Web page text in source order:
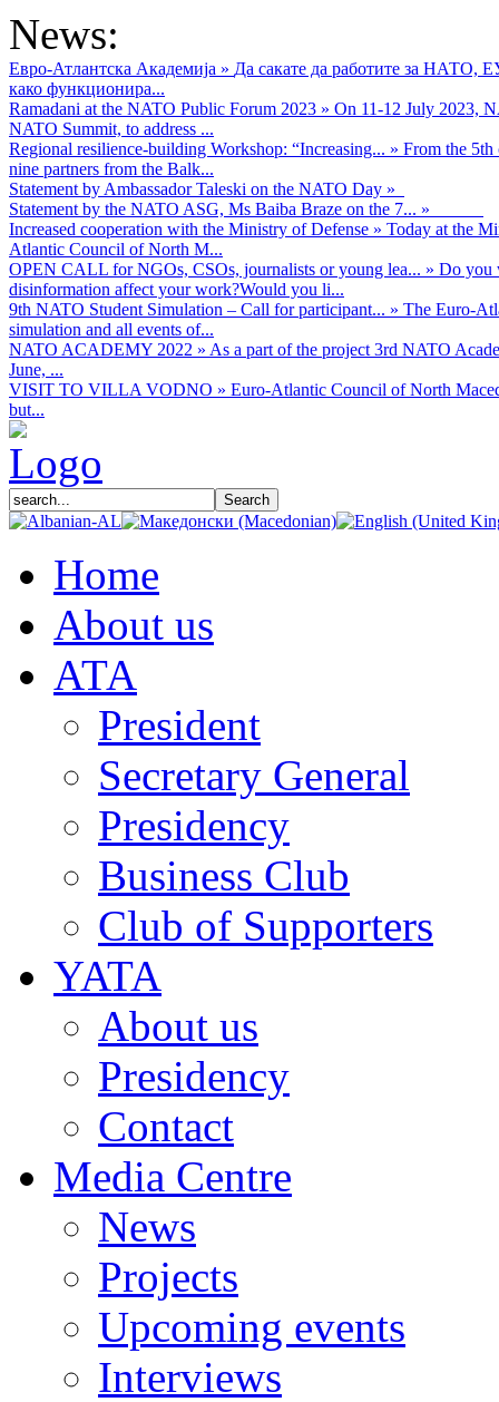
News:
Евро-Атлантска Академија » Да сакате да работите за НАТО,
како функционира...
Ramadani at the NATO Public Forum 2023 » On 11-12 July 2023,
NATO Summit, to address ...
Regional resilience-building Workshop: “Increasing... » From the
nine partners from the Balk...
Statement by Ambassador Taleski on the NATO Day »
Statement by the NATO ASG, Ms Baiba Braze on the 7... »
Increased cooperation with the Ministry of Defense » Today at the
Atlantic Council of North M...
OPEN CALL for NGOs, CSOs, journalists or young lea... » Do you
disinformation affect your work?Would you li...
9th NATO Student Simulation – Call for participant... » The Euro-
simulation and all events of...
NATO ACADEMY 2022 » As а part of the project 3rd NATO
June, ...
VISIT TO VILLA VODNO » Euro-Atlantic Council of North
but...
Home
About us
АТА
President
Secretary General
Presidency
Business Club
Club of Supporters
YATA
About us
Presidency
Contact
Media Centre
News
Projects
Upcoming events
Interviews